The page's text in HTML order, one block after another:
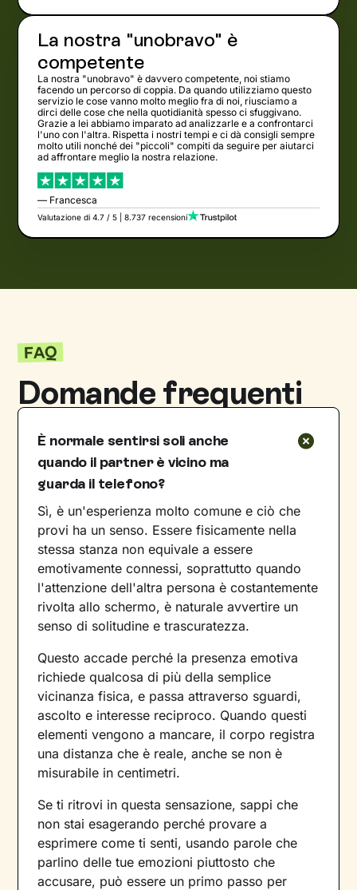
La nostra "unobravo" è
competente
La nostra "unobravo" è davvero competente, noi stiamo
facendo un percorso di coppia. Da quando utilizziamo questo
servizio le cose vanno molto meglio fra di noi, riusciamo a
dirci delle cose che nella quotidianità spesso ci sfuggivano.
Grazie a lei abbiamo imparato ad analizzarle e a confrontarci
l'uno con l'altra. Rispetta i nostri tempi e ci dà consigli sempre
molto utili nonché dei "piccoli" compiti da seguire per aiutarci
ad affrontare meglio la nostra relazione.
— Francesca
Valutazione di 4.7 / 5 | 8.737 recensioni
FAQ
Domande frequenti
È normale sentirsi soli anche
quando il partner è vicino ma
guarda il telefono?
Sì, è un'esperienza molto comune e ciò che
provi ha un senso. Essere fisicamente nella
stessa stanza non equivale a essere
emotivamente connessi, soprattutto quando
l'attenzione dell'altra persona è costantemente
rivolta allo schermo, è naturale avvertire un
senso di solitudine e trascuratezza.
Questo accade perché la presenza emotiva
richiede qualcosa di più della semplice
vicinanza fisica, e passa attraverso sguardi,
ascolto e interesse reciproco. Quando questi
elementi vengono a mancare, il corpo registra
una distanza che è reale, anche se non è
misurabile in centimetri.
Se ti ritrovi in questa sensazione, sappi che
non stai esagerando perché provare a
esprimere come ti senti, usando parole che
parlino delle tue emozioni piuttosto che
accusare, può essere un primo passo per